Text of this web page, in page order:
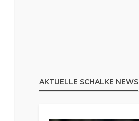
AKTUELLE SCHALKE NEWS